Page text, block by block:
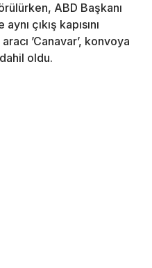
ABD Başkanı
çıkış kapısını
’Canavar’, konvoya
oldu.